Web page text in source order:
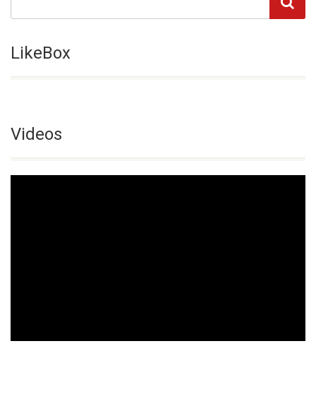
LikeBox
Videos